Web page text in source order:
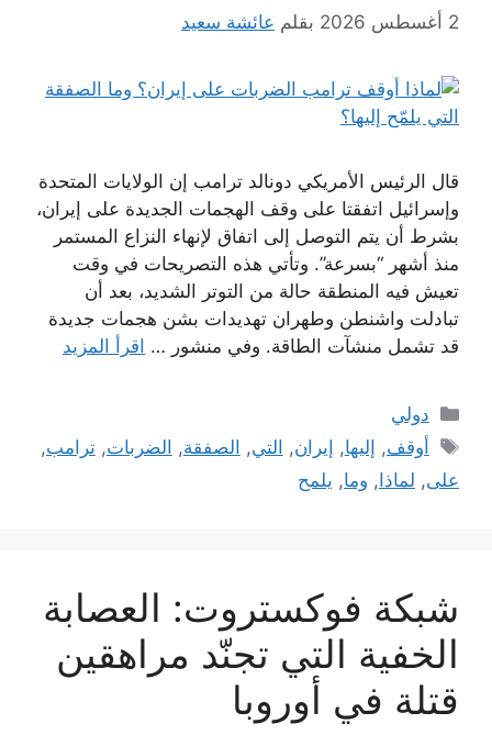
2 أغسطس 2026 بقلم عائشة سعيد
قال الرئيس الأمريكي دونالد ترامب إن الولايات المتحدة
وإسرائيل اتفقتا على وقف الهجمات الجديدة على إيران،
بشرط أن يتم التوصل إلى اتفاق لإنهاء النزاع المستمر
منذ أشهر “بسرعة”. وتأتي هذه التصريحات في وقت
تعيش فيه المنطقة حالة من التوتر الشديد، بعد أن
تبادلت واشنطن وطهران تهديدات بشن هجمات جديدة
قد تشمل منشآت الطاقة. وفي منشور … اقرأ المزيد
التصنيفات
دولي
الوسوم
أوقف, إليها, إيران, التي, الصفقة, الضربات,ترامب,
على, لماذا, وما, يلمح
شبكة فوكستروت: العصابة
الخفية التي تجنّد مراهقين
قتلة في أوروبا